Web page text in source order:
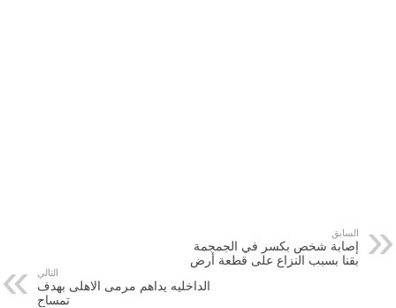
السابق
إصابة شخص بكسر في الجمجمة
بقنا بسبب النزاع على قطعة أرض
التالي
الداخليه يداهم مرمى الاهلى بهدف
تمساح